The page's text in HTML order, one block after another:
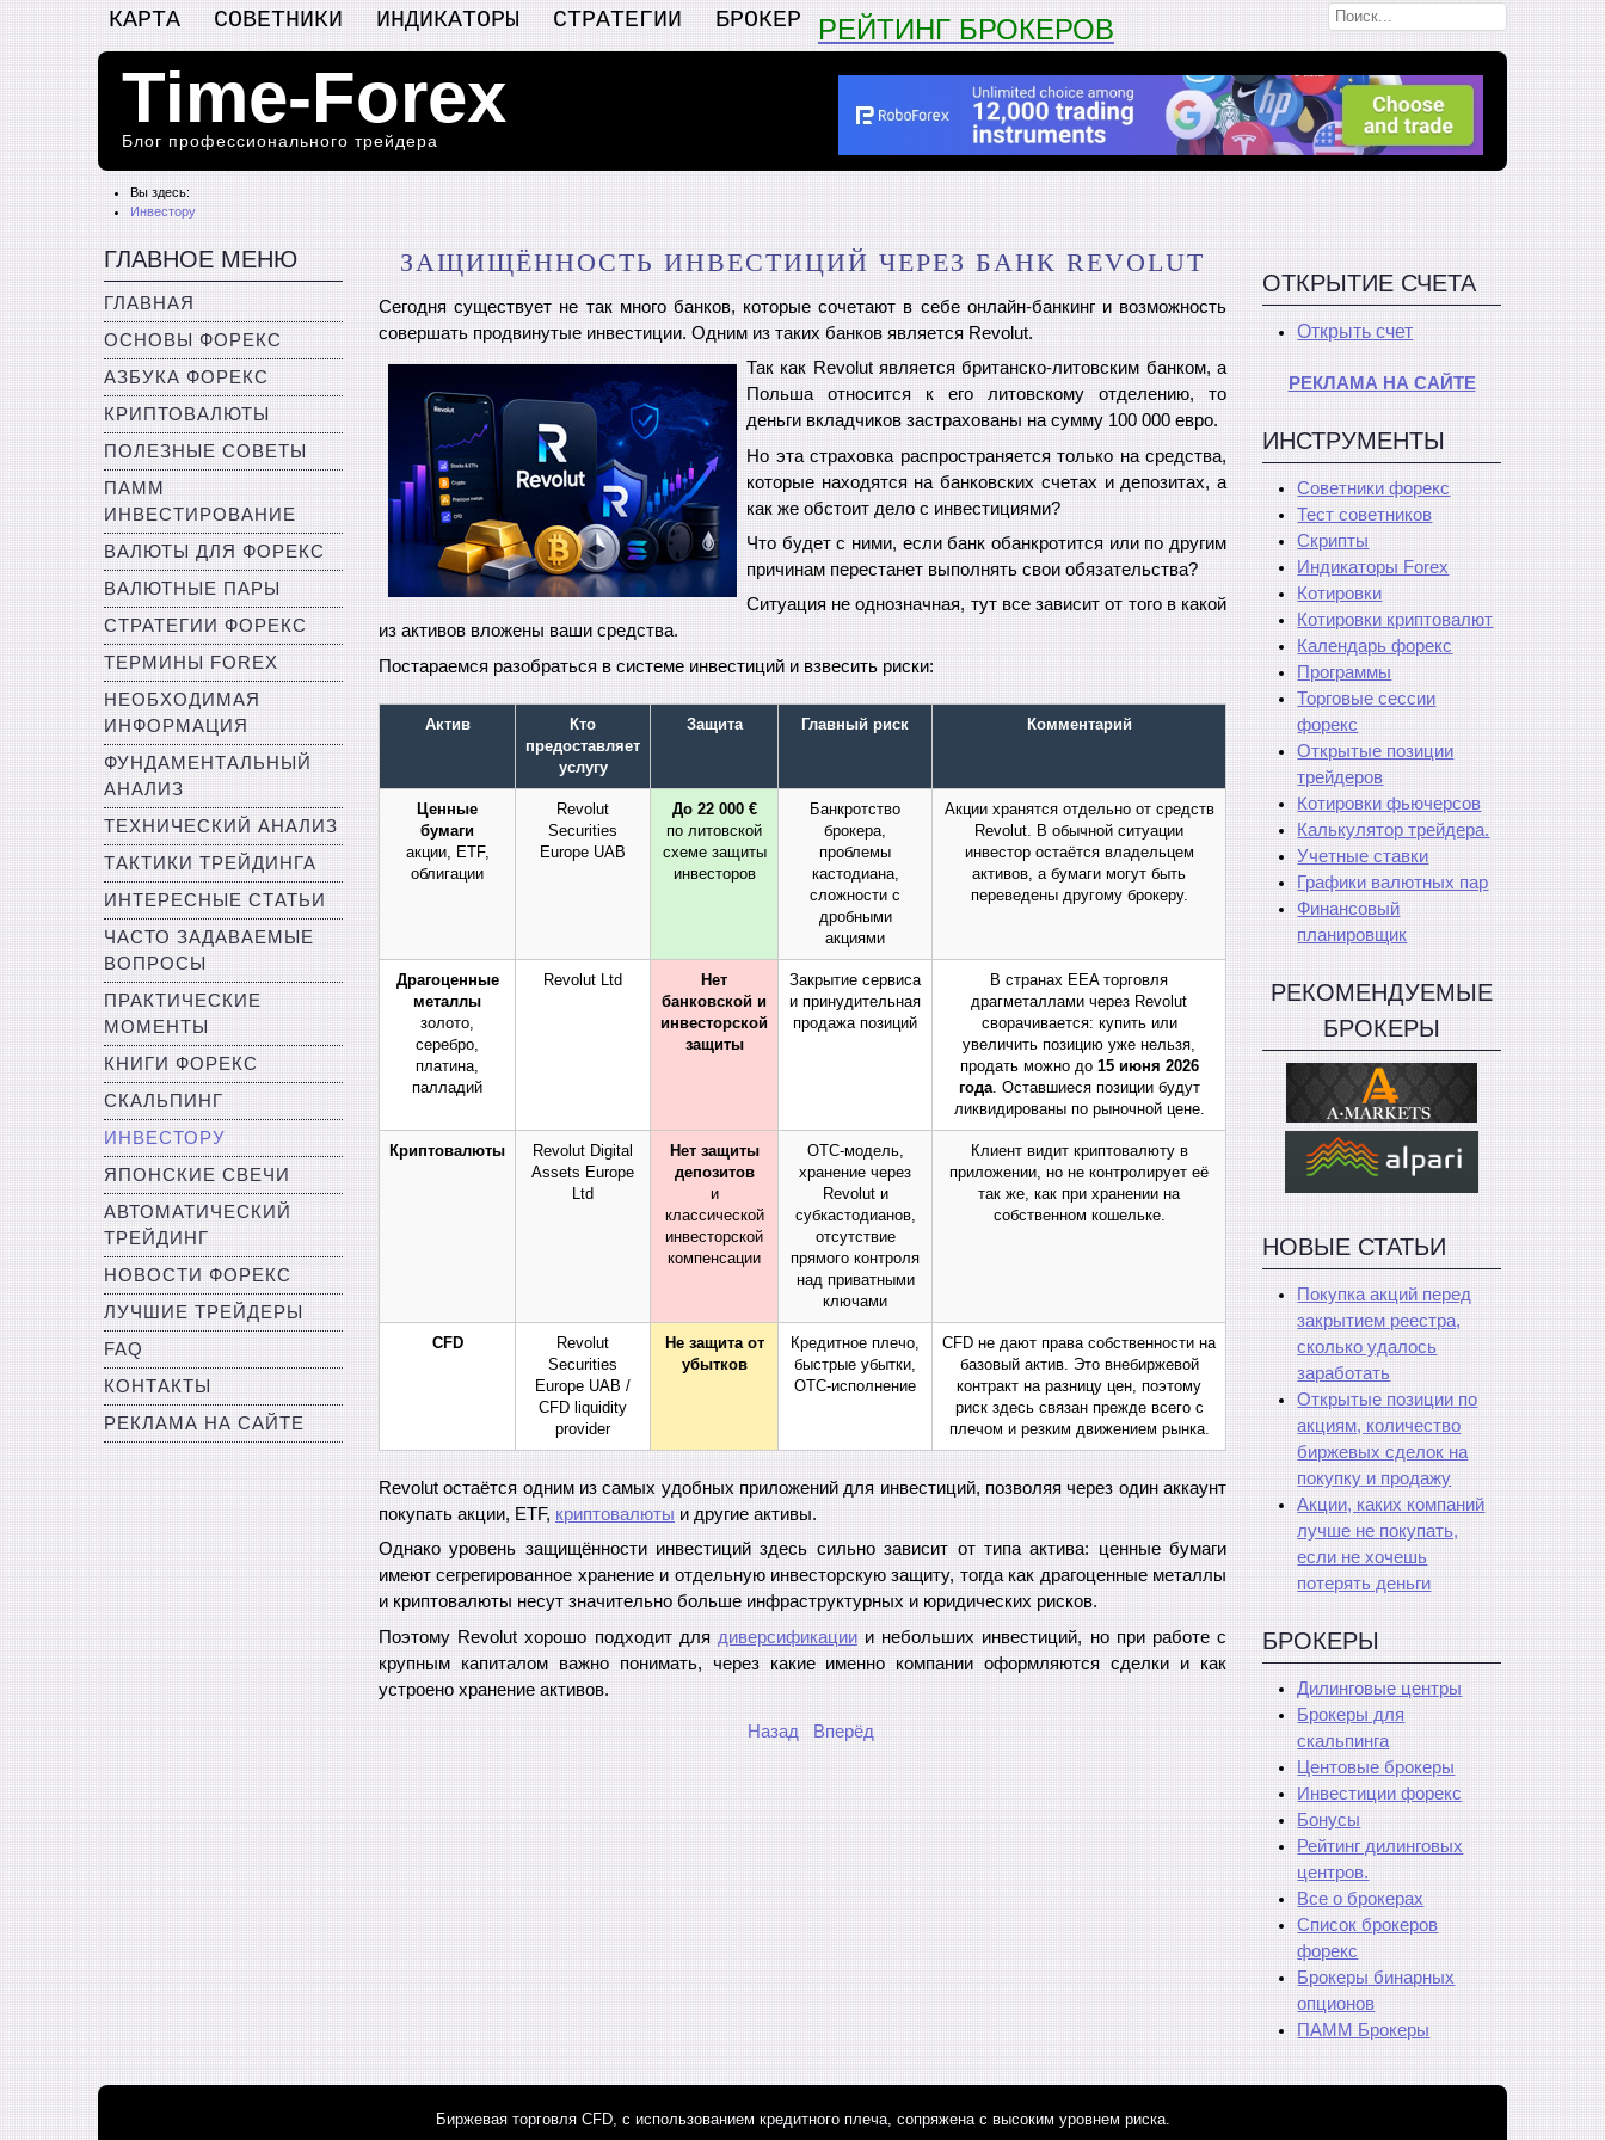
КАРТА СОВЕТНИКИ ИНДИКАТОРЫ СТРАТЕГИИ БРОКЕР РЕЙТИНГ БРОКЕРОВ
Time-Forex
Блог профессионального трейдера
Вы здесь:
Инвестору
ГЛАВНОЕ МЕНЮ
ГЛАВНАЯ
ОСНОВЫ ФОРЕКС
АЗБУКА ФОРЕКС
КРИПТОВАЛЮТЫ
ПОЛЕЗНЫЕ СОВЕТЫ
ПАММ
ИНВЕСТИРОВАНИЕ
ВАЛЮТЫ ДЛЯ ФОРЕКС
ВАЛЮТНЫЕ ПАРЫ
СТРАТЕГИИ ФОРЕКС
ТЕРМИНЫ FOREX
НЕОБХОДИМАЯ
ИНФОРМАЦИЯ
ФУНДАМЕНТАЛЬНЫЙ
АНАЛИЗ
ТЕХНИЧЕСКИЙ АНАЛИЗ
ТАКТИКИ ТРЕЙДИНГА
ИНТЕРЕСНЫЕ СТАТЬИ
ЧАСТО ЗАДАВАЕМЫЕ
ВОПРОСЫ
ПРАКТИЧЕСКИЕ
МОМЕНТЫ
КНИГИ ФОРЕКС
СКАЛЬПИНГ
ИНВЕСТОРУ
ЯПОНСКИЕ СВЕЧИ
АВТОМАТИЧЕСКИЙ
ТРЕЙДИНГ
НОВОСТИ ФОРЕКС
ЛУЧШИЕ ТРЕЙДЕРЫ
FAQ
КОНТАКТЫ
РЕКЛАМА НА САЙТЕ
ЗАЩИЩЁННОСТЬ ИНВЕСТИЦИЙ ЧЕРЕЗ БАНК REVOLUT
Сегодня существует не так много банков, которые сочетают в себе онлайн-банкинг и возможность
совершать продвинутые инвестиции. Одним из таких банков является Revolut.
Так как Revolut является британско-литовским банком, а
Польша относится к его литовскому отделению, то
деньги вкладчиков застрахованы на сумму 100 000 евро.
Но эта страховка распространяется только на средства,
которые находятся на банковских счетах и депозитах, а
как же обстоит дело с инвестициями?
Что будет с ними, если банк обанкротится или по другим
причинам перестанет выполнять свои обязательства?
Ситуация не однозначная, тут все зависит от того в какой
из активов вложены ваши средства.
Постараемся разобраться в системе инвестиций и взвесить риски:
Актив
Кто
предоставляет
услугу
Защита Главный риск Комментарий
Ценные
бумаги
акции, ETF,
облигации
Revolut
Securities
Europe UAB
До 22 000 €
по литовской
схеме защиты
инвесторов
Банкротство
брокера,
проблемы
кастодиана,
сложности с
дробными
акциями
Акции хранятся отдельно от средств
Revolut. В обычной ситуации
инвестор остаётся владельцем
активов, а бумаги могут быть
переведены другому брокеру.
Драгоценные
металлы
золото,
серебро,
платина,
палладий
Revolut Ltd
Нет
банковской и
инвесторской
защиты
Закрытие сервиса
и принудительная
продажа позиций
В странах EEA торговля
драгметаллами через Revolut
сворачивается: купить или
увеличить позицию уже нельзя,
продать можно до 15 июня 2026
года. Оставшиеся позиции будут
ликвидированы по рыночной цене.
Криптовалюты
Revolut Digital
Assets Europe
Ltd
Нет защиты
депозитов
и
классической
инвесторской
компенсации
OTC-модель,
хранение через
Revolut и
субкастодианов,
отсутствие
прямого контроля
над приватными
ключами
Клиент видит криптовалюту в
приложении, но не контролирует её
так же, как при хранении на
собственном кошельке.
CFD
Revolut
Securities
Europe UAB /
CFD liquidity
provider
Не защита от
убытков
Кредитное плечо,
быстрые убытки,
OTC-исполнение
CFD не дают права собственности на
базовый актив. Это внебиржевой
контракт на разницу цен, поэтому
риск здесь связан прежде всего с
плечом и резким движением рынка.
Revolut остаётся одним из самых удобных приложений для инвестиций, позволяя через один аккаунт
покупать акции, ETF, криптовалюты и другие активы.
Однако уровень защищённости инвестиций здесь сильно зависит от типа актива: ценные бумаги
имеют сегрегированное хранение и отдельную инвесторскую защиту, тогда как драгоценные металлы
и криптовалюты несут значительно больше инфраструктурных и юридических рисков.
Поэтому Revolut хорошо подходит для диверсификациии небольших инвестиций, но при работе с
крупным капиталом важно понимать, через какие именно компании оформляются сделки и как
устроено хранение активов.
Назад Вперёд
ОТКРЫТИЕ СЧЕТА
Открыть счет
РЕКЛАМА НА САЙТЕ
ИНСТРУМЕНТЫ
Советники форекс
Тест советников
Скрипты
Индикаторы Forex
Котировки
Котировки криптовалют
Календарь форекс
Программы
Торговые сессии
форекс
Открытые позиции
трейдеров
Котировки фьючерсов
Калькулятор трейдера.
Учетные ставки
Графики валютных пар
Финансовый
планировщик
РЕКОМЕНДУЕМЫЕ
БРОКЕРЫ
НОВЫЕ СТАТЬИ
Покупка акций перед
закрытием реестра,
сколько удалось
заработать
Открытые позиции по
акциям, количество
биржевых сделок на
покупку и продажу
Акции, каких компаний
лучше не покупать,
если не хочешь
потерять деньги
БРОКЕРЫ
Дилинговые центры
Брокеры для
скальпинга
Центовые брокеры
Инвестиции форекс
Бонусы
Рейтинг дилинговых
центров.
Все о брокерах
Список брокеров
форекс
Брокеры бинарных
опционов
ПАММ Брокеры
Биржевая торговля CFD, с использованием кредитного плеча, сопряжена с высоким уровнем риска.